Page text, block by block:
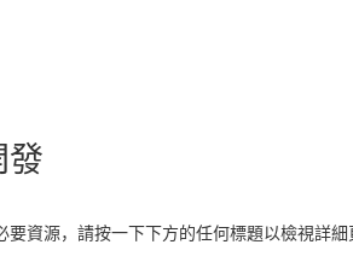
發
要資源，請按一下下方的任何標題以檢視詳